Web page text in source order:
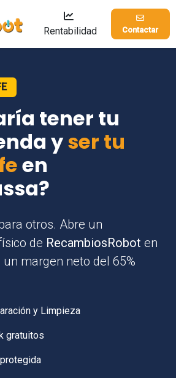
Rentabilidad Contactar
tener tu
yser tu
en
otros. Abre un
de RecambiosRobot en
margen neto del 65%
y Limpieza
gratuitos